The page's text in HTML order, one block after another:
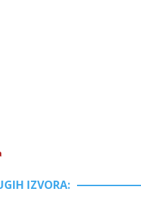
IZVORA: